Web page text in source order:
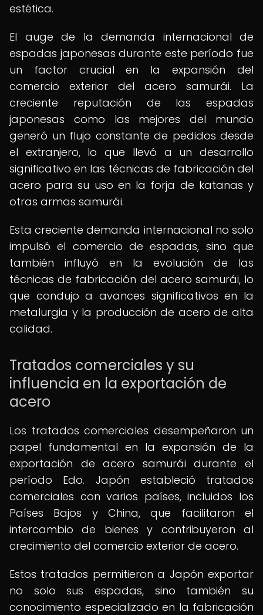
estética.
El auge de la demanda internacional de
espadas japonesas durante este período fue
un factor crucial en la expansión del
comercio exterior del acero samurái. La
creciente reputación de las espadas
japonesas como las mejores del mundo
generó un flujo constante de pedidos desde
el extranjero, lo que llevó a un desarrollo
significativo en las técnicas de fabricación del
acero para su uso en la forja de katanas y
otras armas samurái.
Esta creciente demanda internacional no solo
impulsó el comercio de espadas, sino que
también influyó en la evolución de las
técnicas de fabricación del acero samurái, lo
que condujo a avances significativos en la
metalurgia y la producción de acero de alta
calidad.
Tratados comerciales y su
influencia en la exportación de
acero
Los tratados comerciales desempeñaron un
papel fundamental en la expansión de la
exportación de acero samurái durante el
período Edo. Japón estableció tratados
comerciales con varios países, incluidos los
Países Bajos y China, que facilitaron el
intercambio de bienes y contribuyeron al
crecimiento del comercio exterior de acero.
Estos tratados permitieron a Japón exportar
no solo sus espadas, sino también su
conocimiento especializado en la fabricación